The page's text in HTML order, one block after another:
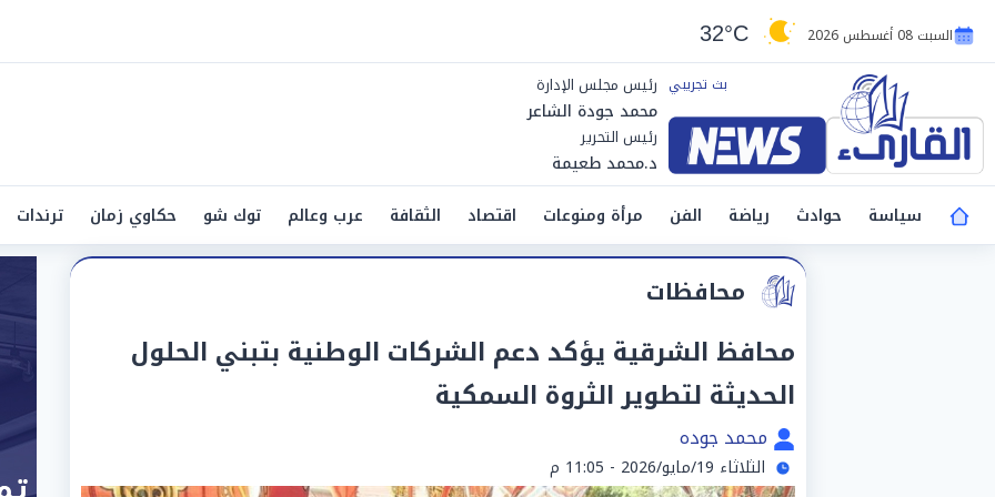
السبت 08 أغسطس 2026 32°C
رئيس مجلس الإدارة
محمد جودة الشاعر
رئيس التحرير
د.محمد طعيمة
سياسة
حوادث رياضة الفن مرأة ومنوعات اقتصاد الثقافة عرب وعالم توك شو حكاوي زمان ترندات
محافظات
محافظ الشرقية يؤكد دعم الشركات الوطنية بتبني الحلول
الحديثة لتطوير الثروة السمكية
محمد جوده
الثلاثاء 19/مايو/2026 - 11:05 م